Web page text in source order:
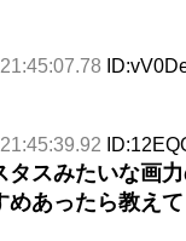
タスみたいな画
めあったら教え